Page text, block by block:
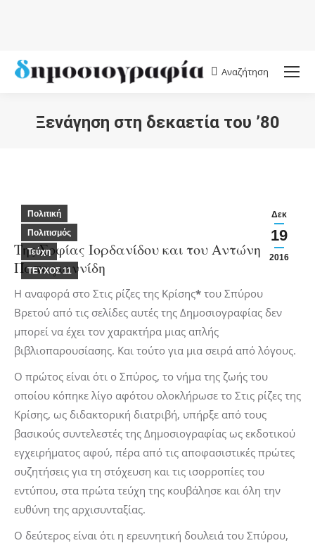
Search:
Αναζήτηση
Ξενάγηση στη δεκαετία του ’80
Δεκ
19
2016
Πολιτική
Πολιτισμός
Τεύχη
ΤΕΥΧΟΣ 11
Της Σοφίας Ιορδανίδου και του Αντώνη Δ.
Παπαγιαννίδη
Η αναφορά στο Στις ρίζες της Κρίσης* του Σπύρου
Βρετού από τις σελίδες αυτές της Δημοσιογραφίας δεν
μπορεί να έχει τον χαρακτήρα μιας απλής
βιβλιοπαρουσίασης. Και τούτο για μια σειρά από λόγους.
Ο πρώτος είναι ότι ο Σπύρος, το νήμα της ζωής του
οποίου κόπηκε λίγο αφότου ολοκλήρωσε το Στις ρίζες της
Κρίσης, ως διδακτορική διατριβή, υπήρξε από τους
βασικούς συντελεστές της Δημοσιογραφίας ως εκδοτικού
εγχειρήματος αφού, πέρα από τις αποφασιστικές πρώτες
συζητήσεις για τη στόχευση και τις ισορροπίες του
εντύπου, στα πρώτα τεύχη της κουβάλησε και όλη την
ευθύνη της αρχισυνταξίας.
Ο δεύτερος είναι ότι η ερευνητική δουλειά του Σπύρου,